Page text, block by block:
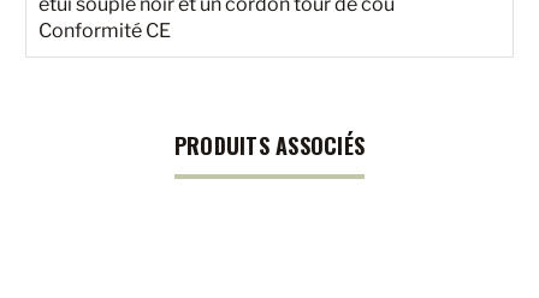
Conformité CE
PRODUITS ASSOCIÉS